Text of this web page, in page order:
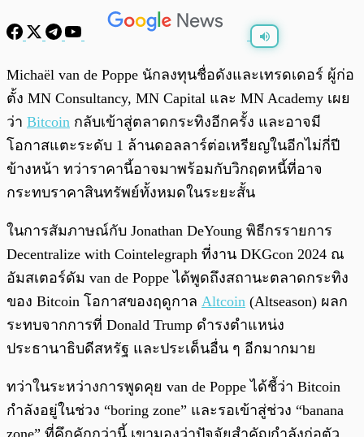
0:00
Michaël van de Poppe นักลงทุนชื่อดังและเทรดเดอร์ ผู้ก่อ
ตั้ง MN Consultancy, MN Capital และ MN Academy เผย
ว่า Bitcoin กลับเข้าสู่ตลาดกระทิงอีกครั้ง และอาจมี
โอกาสแตะระดับ 1 ล้านดอลลาร์ต่อเหรียญในอีกไม่กี่ปี
ข้างหน้า ทว่าราคานี้อาจมาพร้อมกับวิกฤตหนี้ที่อาจ
กระทบราคาสินทรัพย์ทั้งหมดในระยะสั้น
ในการสัมภาษณ์กับ Jonathan DeYoung พิธีกรรายการ
Decentralize with Cointelegraph ที่งาน DKGcon 2024 ณ
อัมสเตอร์ดัม van de Poppe ได้พูดถึงสถานะตลาดกระทิง
ของ Bitcoin โอกาสของฤดูกาล Altcoin (Altseason) ผลก
ระทบจากการที่ Donald Trump ดำรงตำแหน่ง
ประธานาธิบดีสหรัฐ และประเด็นอื่น ๆ อีกมากมาย
ทว่าในระหว่างการพูดคุย van de Poppe ได้ชี้ว่า Bitcoin
กำลังอยู่ในช่วง “boring zone” และรอเข้าสู่ช่วง “banana